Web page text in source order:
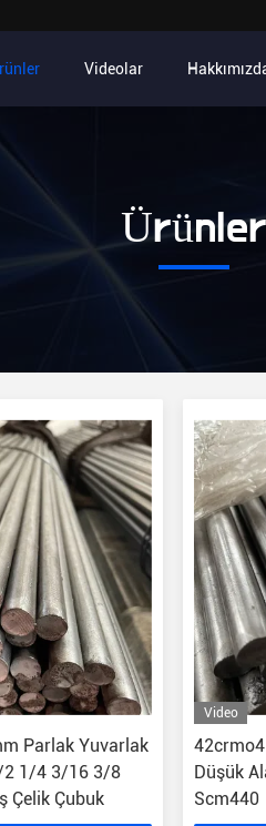
Videolar
Ürünler
Parlak Yuvarlak
2 1/4 3/16 3/8
Çelik Çubuk
Video
Düşük
Scm440